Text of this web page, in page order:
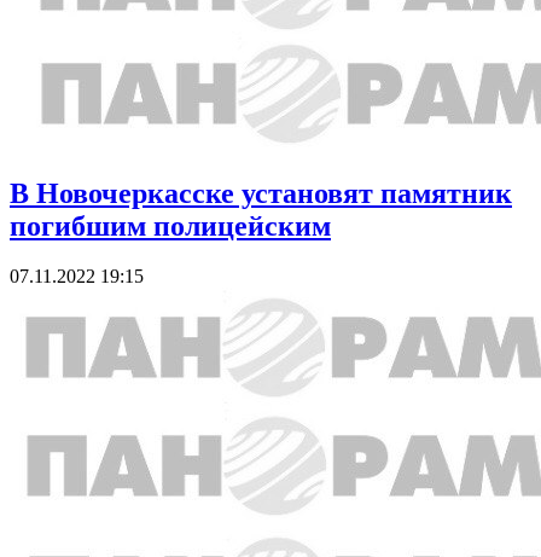
В Новочеркасске установят памятник
погибшим полицейским
07.11.2022 19:15